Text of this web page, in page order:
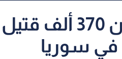
أكثر من
في سوريا